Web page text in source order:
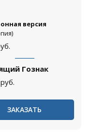
версия
Гознак
руб.
ЗАКАЗАТЬ